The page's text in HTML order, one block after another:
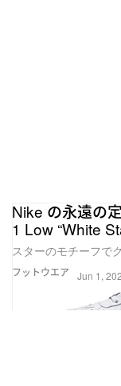
フットウエア
Nike の永遠の
1 Low “White
スターのモチーフで
Jun 1,